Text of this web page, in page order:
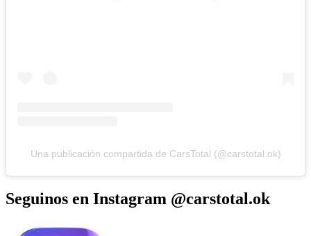
Una publicación compartida de CarsTotal (@carstotal.ok)
Seguinos en Instagram @carstotal.ok